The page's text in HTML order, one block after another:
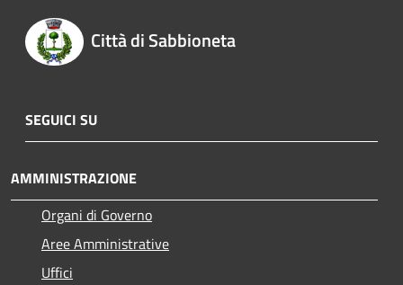
Città di Sabbioneta
SEGUICI SU
AMMINISTRAZIONE
Organi di Governo
Aree Amministrative
Uffici